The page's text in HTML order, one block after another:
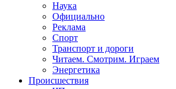
Наука
Официально
Реклама
Спорт
Транспорт и дороги
Читаем. Смотрим. Играем
Энергетика
Происшествия